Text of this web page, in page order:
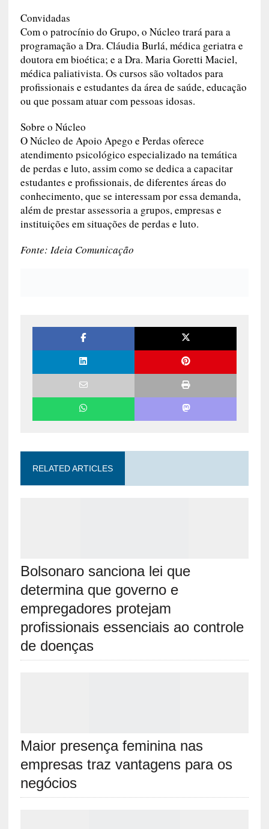
Convidadas
Com o patrocínio do Grupo, o Núcleo trará para a
programação a Dra. Cláudia Burlá, médica geriatra e
doutora em bioética; e a Dra. Maria Goretti Maciel,
médica paliativista. Os cursos são voltados para
profissionais e estudantes da área de saúde, educação
ou que possam atuar com pessoas idosas.
Sobre o Núcleo
O Núcleo de Apoio Apego e Perdas oferece
atendimento psicológico especializado na temática
de perdas e luto, assim como se dedica a capacitar
estudantes e profissionais, de diferentes áreas do
conhecimento, que se interessam por essa demanda,
além de prestar assessoria a grupos, empresas e
instituições em situações de perdas e luto.
Fonte: Ideia Comunicação
RELATED ARTICLES
Bolsonaro sanciona lei que
determina que governo e
empregadores protejam
profissionais essenciais ao controle
de doenças
Maior presença feminina nas
empresas traz vantagens para os
negócios